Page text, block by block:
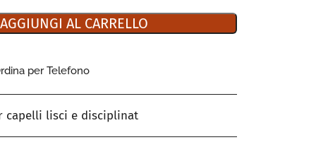
AGGIUNGI AL CARRELLO
per Telefono
capelli lisci e disciplinat